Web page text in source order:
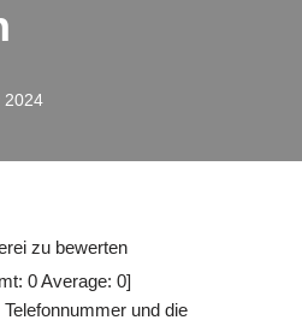
2024
zu bewerten
0Average: 0]
und die